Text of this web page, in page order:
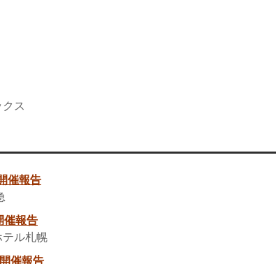
ス
催報告
催報告
ル札幌
開催報告